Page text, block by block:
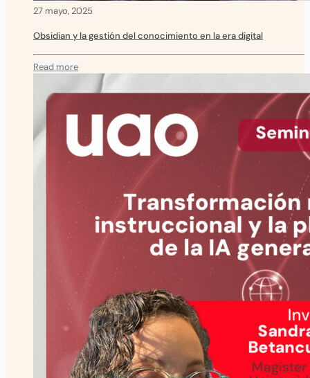
27 mayo, 2025
Obsidian y la gestión del conocimiento en la era digital
Read more